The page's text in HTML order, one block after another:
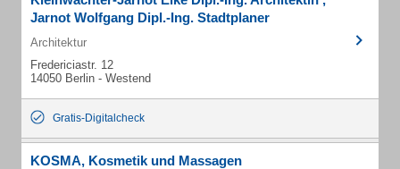
Jarnot Wolfgang Dipl.-Ing. Stadtplaner
Architektur
Fredericiastr. 12
14050 Berlin - Westend
Gratis-Digitalcheck
KOSMA, Kosmetik und Massagen